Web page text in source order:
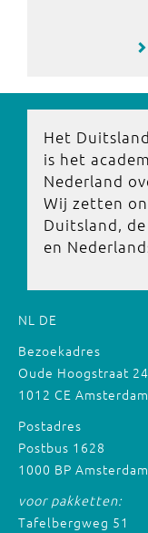
Het
is het
Nederland
Wij zetten
Duitsland,
en
NL DE
Bezoekadres
Oude Hoogstraat 24
1012 CE Amsterdam
Postadres
Postbus 1628
1000 BP Amsterdam
voor pakketten:
Tafelbergweg 51